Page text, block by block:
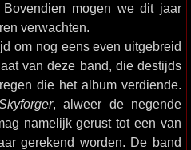
mogen we dit jaar
verwachten.
om nog eens even uitgebreid
van deze band, die destijds
die het album verdiende.
, alweer de negende
namelijk gerust tot een van
gerekend worden. De band